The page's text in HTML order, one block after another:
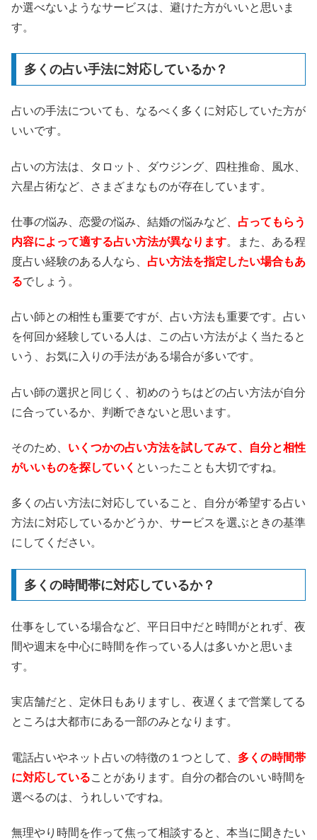
か選べないようなサービスは、避けた方がいいと思いま
す。
多くの占い手法に対応しているか？
占いの手法についても、なるべく多くに対応していた方が
いいです。
占いの方法は、タロット、ダウジング、四柱推命、風水、
六星占術など、さまざまなものが存在しています。
仕事の悩み、恋愛の悩み、結婚の悩みなど、 占ってもらう
内容によって適する占い方法が異なります。また、ある程
度占い経験のある人なら、 占い方法を指定したい場合もあ
るでしょう。
占い師との相性も重要ですが、占い方法も重要です。占い
を何回か経験している人は、この占い方法がよく当たると
いう、お気に入りの手法がある場合が多いです。
占い師の選択と同じく、初めのうちはどの占い方法が自分
に合っているか、判断できないと思います。
そのため、 いくつかの占い方法を試してみて、自分と相性
がいいものを探していく といったことも大切ですね。
多くの占い方法に対応していること、自分が希望する占い
方法に対応しているかどうか、サービスを選ぶときの基準
にしてください。
多くの時間帯に対応しているか？
仕事をしている場合など、平日日中だと時間がとれず、夜
間や週末を中心に時間を作っている人は多いかと思いま
す。
実店舗だと、定休日もありますし、夜遅くまで営業してる
ところは大都市にある一部のみとなります。
電話占いやネット占いの特徴の１つとして、 多くの時間帯
に対応していることがあります。自分の都合のいい時間を
選べるのは、うれしいですね。
無理やり時間を作って焦って相談すると、本当に聞きたい